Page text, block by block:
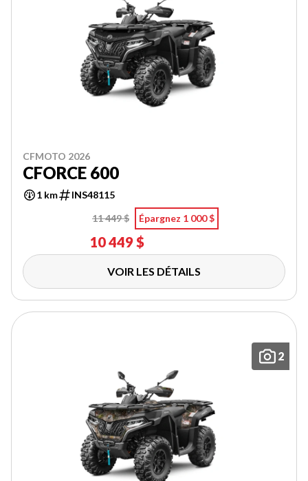
CFMOTO 2026
CFORCE 600
1 km
INS48115
11 449 $
Épargnez 1 000 $
10 449 $
VOIR LES DÉTAILS
2